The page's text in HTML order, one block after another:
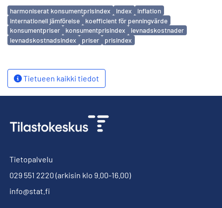
Avainsanat
harmoniserat konsumentprisindex index
inflation
internationell jämförelse
koefficient för penningvärde
konsumentpriser
konsumentprisindex
levnadskostnader
levnadskostnadsindex
priser prisindex
Tietueen kaikki tiedot
Tietopalvelu
029 551 2220 (arkisin klo 9.00-16.00)
info@stat.fi